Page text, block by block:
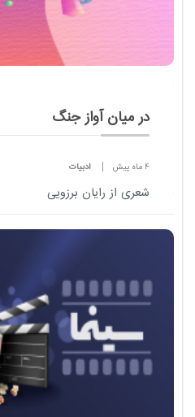
در میان آواز جنگ
4 ماه پیش ادبیات
شعری از رایان برزویی